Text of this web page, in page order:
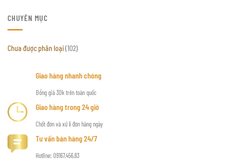
CHUYÊN MỤC
Chưa được phân loại(102)
Giao hàng nhanh chóng
Đồng giá 30k trên toàn quốc
Giao hàng trong 24 giờ
Chốt đơn và xử lí đơn hàng ngày
Tư vấn bán hàng 24/7
Hotline: 09167.456.83